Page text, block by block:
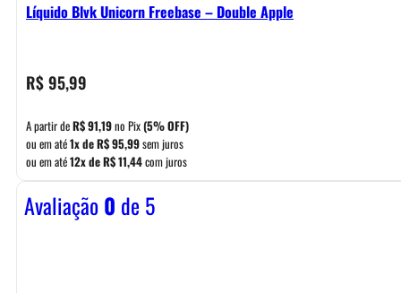
Líquido Blvk Unicorn Freebase – Double Apple
R$95,99
A partir deR$91,19no Pix(5% OFF)
ou em até1x deR$95,99sem juros
ou em até12x deR$11,44com juros
Avaliação0 de 5